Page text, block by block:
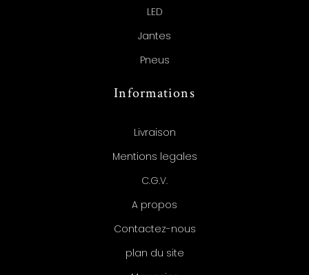
LED
Jantes
Pneus
Informations
Livraison
Mentions legales
C.G.V.
A propos
Contactez-nous
plan du site